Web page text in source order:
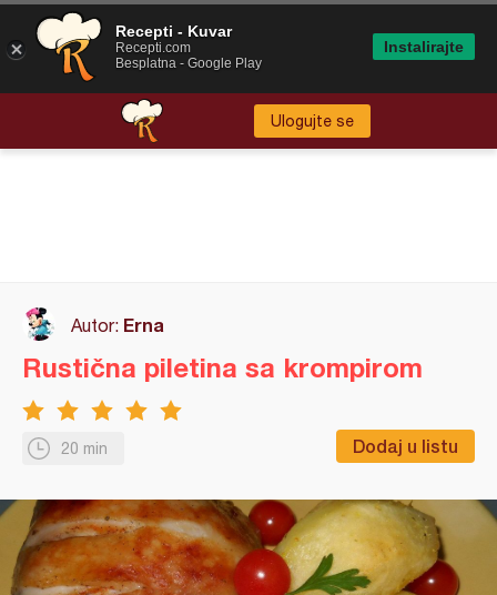
Ulogujte se
Autor: Erna
20 min Dodaj u listu
Rustična piletina sa krompirom
Recepti - Kuvar
Recepti.com
Besplatna - Google Play
Instalirajte